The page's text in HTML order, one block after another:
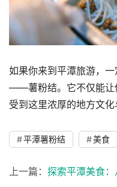
如果你来到平潭旅游，
——薯粉结。它不仅能让
受到这里浓厚的地方文化
平潭薯粉结 美食
上一篇： 探索平潭美食